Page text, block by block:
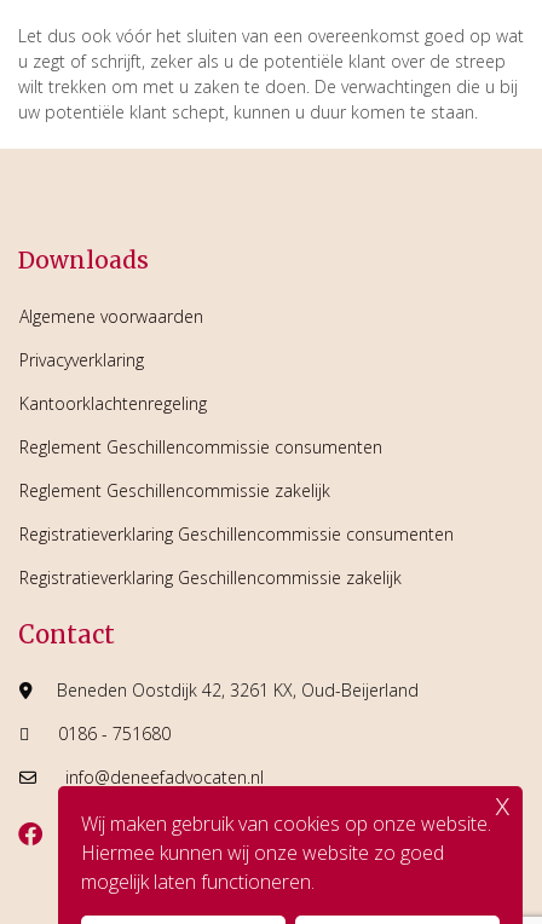
Let dus ook vóór het sluiten van een overeenkomst goed op wat
u zegt of schrijft, zeker als u de potentiële klant over de streep
wilt trekken om met u zaken te doen. De verwachtingen die u bij
uw potentiële klant schept, kunnen u duur komen te staan.
Downloads
Algemene voorwaarden
Privacyverklaring
Kantoorklachtenregeling
Reglement Geschillencommissie consumenten
Reglement Geschillencommissie zakelijk
Registratieverklaring Geschillencommissie consumenten
Registratieverklaring Geschillencommissie zakelijk
Contact
Beneden Oostdijk 42, 3261 KX, Oud-Beijerland
0186 - 751680
info@deneefadvocaten.nl
Wij maken gebruik van cookies op onze website.
Hiermee kunnen wij onze website zo goed
mogelijk laten functioneren.
x